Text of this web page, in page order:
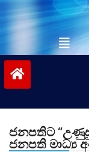
ජනපතිට
ජනපති මාධ්‍ය